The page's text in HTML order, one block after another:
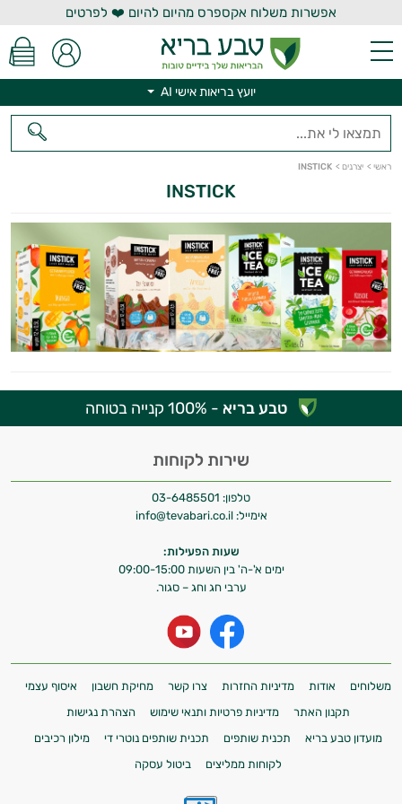
אפשרות משלוח אקספרס מהיום להיום ❤️ לפרטים
יועץ בריאות אישי AI
ראשי > יצרנים >
INSTICK
INSTICK
טבע בריא - 100% קנייה בטוחה
שירות לקוחות
טלפון: 03-6485501
אימייל: info@tevabari.co.il
שעות הפעילות:
ימים א'-ה' בין השעות 09:00-15:00
ערבי חג וחג – סגור.
משלוחים אודות מדיניות החזרות צרו קשר מחיקת חשבון
איסוף עצמי
תקנון האתר
מדיניות פרטיות ותנאי שימוש
הצהרת נגישות
מועדון טבע בריא
תכנית שותפים תכנית שותפים נוטרי די
מילון רכיבים
לקוחות ממליצים
ביטול עסקה
יועץ בריאות אישי AI
היי,
התשובות שלי מבוססות על מאגרי מידע קליניים
ותזונת הספורט.
אני כאן כדי לעזור לך להתאים את תוספי
התזונה ומוצרי הבריאות המדויקים למטרות
עובדים יחד כדי למקסם תוצאות גם בחיי היום
יום וגם בתחום הכושר והספורט.
המטרה שלי היא להתאים עבורך המלצות
אישיות מבוססות מדעית.